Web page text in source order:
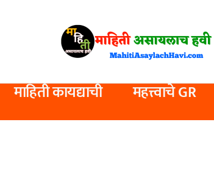
माहिती कायद्याची महत्त्वाचे GR